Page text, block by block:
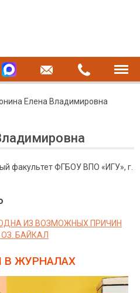
Елена Владимировна
факультет ФГБОУ ВПО «ИГУ», г.
ИЗ ВОЗМОЖНЫХ ПРИЧИН
БАЙКАЛ
В ЖУРНАЛАХ